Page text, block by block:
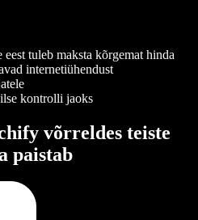
tuleb maksta kõrgemat hinda
internetiühendust
kontrolli jaoks
võrreldes teiste
paistab